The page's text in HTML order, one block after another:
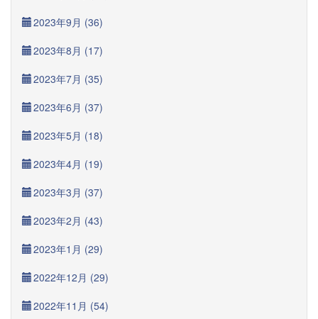
2023年9月 (36)
2023年8月 (17)
2023年7月 (35)
2023年6月 (37)
2023年5月 (18)
2023年4月 (19)
2023年3月 (37)
2023年2月 (43)
2023年1月 (29)
2022年12月 (29)
2022年11月 (54)